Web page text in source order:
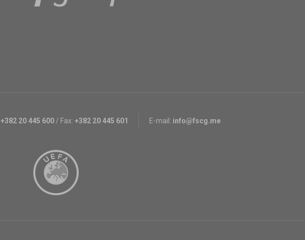
+382 20 445 600/ Fax: +382 20 445 601 E-mail: info@fscg.me